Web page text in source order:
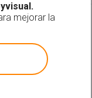
el pelo
mejorar la